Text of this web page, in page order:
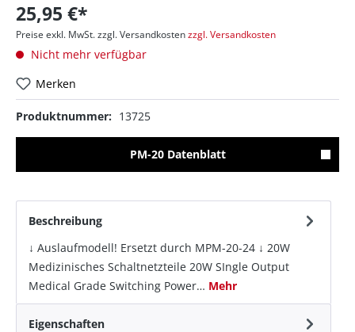
25,95 €*
Preise exkl. MwSt. zzgl. Versandkostenzzgl. Versandkosten
Nicht mehr verfügbar
Merken
Produktnummer: 13725
PM-20 Datenblatt
Beschreibung
↓ Auslaufmodell! Ersetzt durch MPM-20-24 ↓ 20W
Medizinisches Schaltnetzteile 20W SIngle Output
Medical Grade Switching Power… Mehr
Eigenschaften